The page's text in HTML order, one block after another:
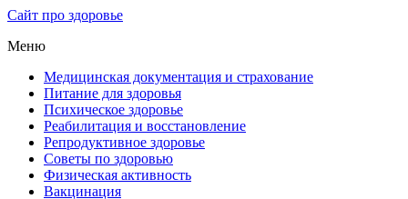
Сайт про здоровье
Меню
Медицинская документация и страхование
Питание для здоровья
Психическое здоровье
Реабилитация и восстановление
Репродуктивное здоровье
Советы по здоровью
Физическая активность
Вакцинация